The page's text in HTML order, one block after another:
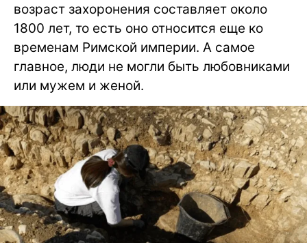
возраст захоронения составляет около
1800 лет, то есть оно относится еще ко
временам Римской империи. А самое
главное, люди не могли быть любовниками
или мужем и женой.